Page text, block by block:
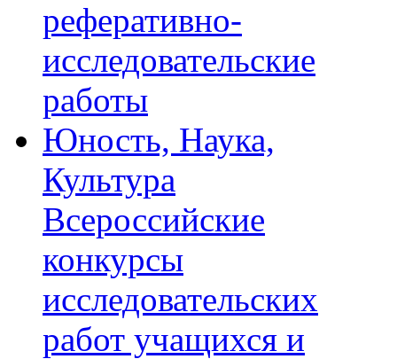
реферативно-
исследовательские
работы
Юность, Наука,
Культура
Всероссийские
конкурсы
исследовательских
работ учащихся и